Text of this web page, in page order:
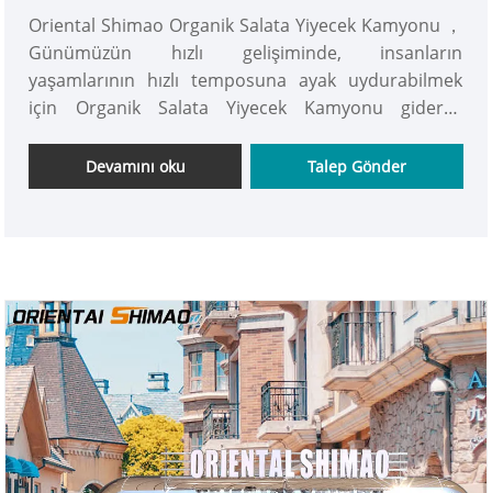
Oriental Shimao Organik Salata Yiyecek Kamyonu ，
Günümüzün hızlı gelişiminde, insanların
yaşamlarının hızlı temposuna ayak uydurabilmek
için Organik Salata Yiyecek Kamyonu giderek
haline geliyor. Rahatlık ve esneklik özellikleriyle
çeşitli durumlarda insanlara hizmet vermeye
Devamını oku Talep Gönder